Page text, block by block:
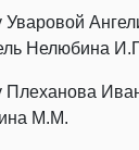
Уваровой
Нелюбина
Плеханова
М.М.